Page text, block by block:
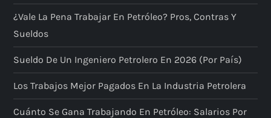
¿Vale La Pena Trabajar En Petróleo? Pros, Contras Y
Sueldos
Sueldo De Un Ingeniero Petrolero En 2026 (por País)
Los Trabajos Mejor Pagados En La Industria Petrolera
Cuánto Se Gana Trabajando En Petróleo: Salarios Por